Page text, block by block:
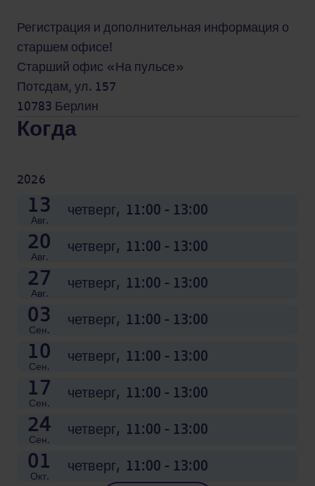
Регистрация и дополнительная информация о
старшем офисе!
Старший офис «На пульсе»
Потсдам, ул. 157
10783 Берлин
Когда
2026
13
Авг. четверг, 11:00 - 13:00
20
Авг. четверг, 11:00 - 13:00
27
Авг. четверг, 11:00 - 13:00
03
Сен. четверг, 11:00 - 13:00
10
Сен. четверг, 11:00 - 13:00
17
Сен. четверг, 11:00 - 13:00
24
Сен. четверг, 11:00 - 13:00
01
Окт. четверг, 11:00 - 13:00
08
Окт. четверг,
11:00 - 13:00
15
Окт. четверг,
11:00 - 13:00
22
Окт. четверг,
11:00 - 13:00
29
Окт. четверг,
11:00 - 13:00
05
Ноя. четверг,
11:00 - 13:00
12
Ноя. четверг,
11:00 - 13:00
19
Ноя. четверг,
11:00 - 13:00
26
Ноя. четверг,
11:00 - 13:00
03
Dec четверг,
11:00 - 13:00
10
Dec четверг,
11:00 - 13:00
17
Dec четверг,
11:00 - 13:00
24
Dec четверг,
11:00 - 13:00